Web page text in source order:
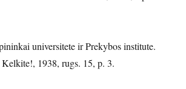
universitete ir Prekybos institute.
1938, rugs. 15, p. 3.